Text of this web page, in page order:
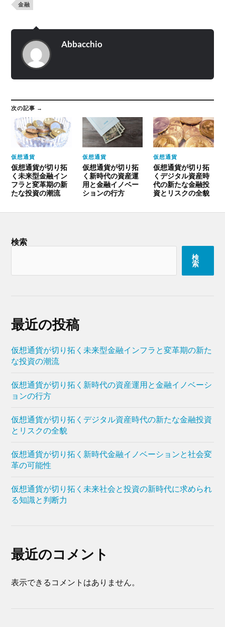
金融
Abbacchio
次の記事 →
仮想通貨
仮想通貨が切り拓
く未来型金融イン
フラと変革期の新
たな投資の潮流
仮想通貨
仮想通貨が切り拓
く新時代の資産運
用と金融イノベー
ションの行方
仮想通貨
仮想通貨が切り拓
くデジタル資産時
代の新たな金融投
資とリスクの全貌
検索
検
索
最近の投稿
仮想通貨が切り拓く未来型金融インフラと変革期の新た
な投資の潮流
仮想通貨が切り拓く新時代の資産運用と金融イノベーシ
ョンの行方
仮想通貨が切り拓くデジタル資産時代の新たな金融投資
とリスクの全貌
仮想通貨が切り拓く新時代金融イノベーションと社会変
革の可能性
仮想通貨が切り拓く未来社会と投資の新時代に求められ
る知識と判断力
最近のコメント
表示できるコメントはありません。